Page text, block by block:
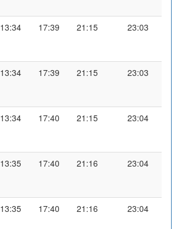
13:34 17:39 21:15 23:03
13:34 17:39 21:15 23:03
13:34 17:40 21:15 23:04
13:35 17:40 21:16 23:04
13:35 17:40 21:16 23:04